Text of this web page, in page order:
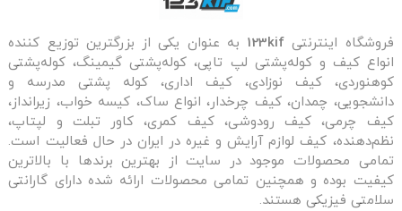
فروشگاه اینترنتی 123kif به عنوان یکی از بزرگترین توزیع کننده
انواع کیف و کوله‌پشتی لپ تاپی، کوله‌پشتی گیمینگ، کوله‌پشتی
کوهنوردی، کیف نوزادی، کیف اداری، کوله پشتی مدرسه و
دانشجویی، چمدان، کیف چرخدار، انواع ساک، کیسه خواب، زیرانداز،
کیف چرمی، کیف رودوشی، کیف کمری، کاور تبلت و لپتاپ،
نظم‌دهنده، کیف لوازم آرایش و غیره در ایران در حال فعالیت است.
تمامی محصولات موجود در سایت از بهترین برندها با بالاترین
کیفیت بوده و همچنین تمامی محصولات ارائه شده دارای گارانتی
سلامتی فیزیکی هستند.